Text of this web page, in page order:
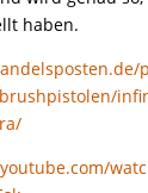
haben.